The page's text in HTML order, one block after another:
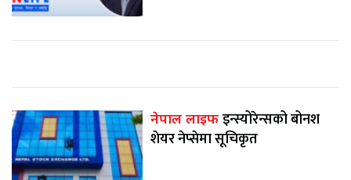
नेपाल लाइफइन्स्योरेन्सको बोनश
शेयर नेप्सेमा सूचिकृत